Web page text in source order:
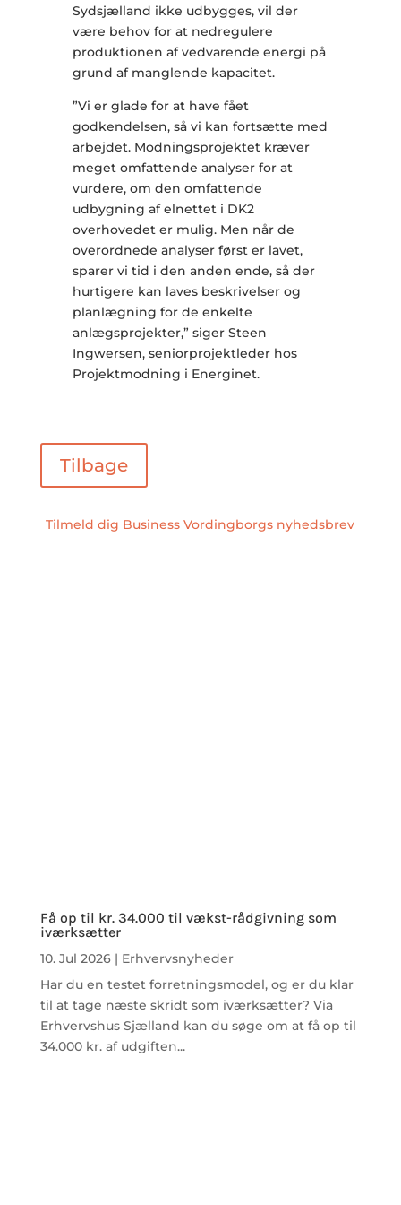
Sydsjælland ikke udbygges, vil der
være behov for at nedregulere
produktionen af vedvarende energi på
grund af manglende kapacitet.
”Vi er glade for at have fået
godkendelsen, så vi kan fortsætte med
arbejdet. Modningsprojektet kræver
meget omfattende analyser for at
vurdere, om den omfattende
udbygning af elnettet i DK2
overhovedet er mulig. Men når de
overordnede analyser først er lavet,
sparer vi tid i den anden ende, så der
hurtigere kan laves beskrivelser og
planlægning for de enkelte
anlægsprojekter,” siger Steen
Ingwersen, seniorprojektleder hos
Projektmodning i Energinet.
Tilbage
Tilmeld dig Business Vordingborgs nyhedsbrev
Få op til kr. 34.000 til vækst-rådgivning som
iværksætter
10. Jul 2026| Erhvervsnyheder
Har du en testet forretningsmodel, og er du klar
til at tage næste skridt som iværksætter? Via
Erhvervshus Sjælland kan du søge om at få op til
34.000 kr. af udgiften...